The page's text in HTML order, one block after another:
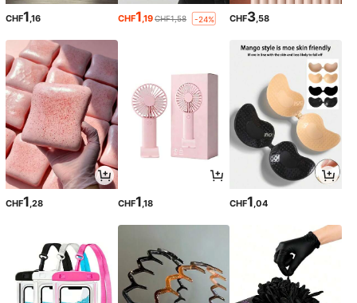
CHF1 ,16 CHF1 ,19CHF1,58 -24% CHF3 ,58
CHF1,28 CHF1,18 CHF1,04